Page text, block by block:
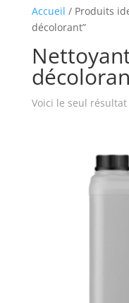
Accueil / Produits
décolorant”
Voici le seul résultat